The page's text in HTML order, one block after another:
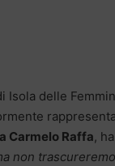
delle
Carmelo Raffa,
non